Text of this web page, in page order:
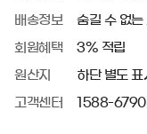
배송정보 숨길 수 없는
회원혜택 3% 적립
원산지 하단 별도 표
고객센터 1588-